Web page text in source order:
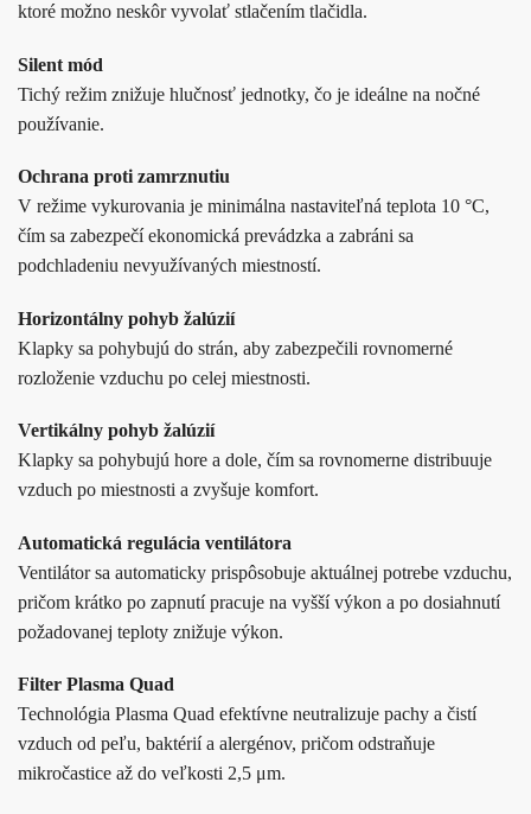
ktoré možno neskôr vyvolať stlačením tlačidla.
Silent mód
Tichý režim znižuje hlučnosť jednotky, čo je ideálne na nočné
používanie.
Ochrana proti zamrznutiu
V režime vykurovania je minimálna nastaviteľná teplota 10 °C,
čím sa zabezpečí ekonomická prevádzka a zabráni sa
podchladeniu nevyužívaných miestností.
Horizontálny pohyb žalúzií
Klapky sa pohybujú do strán, aby zabezpečili rovnomerné
rozloženie vzduchu po celej miestnosti.
Vertikálny pohyb žalúzií
Klapky sa pohybujú hore a dole, čím sa rovnomerne distribuuje
vzduch po miestnosti a zvyšuje komfort.
Automatická regulácia ventilátora
Ventilátor sa automaticky prispôsobuje aktuálnej potrebe vzduchu,
pričom krátko po zapnutí pracuje na vyšší výkon a po dosiahnutí
požadovanej teploty znižuje výkon.
Filter Plasma Quad
Technológia Plasma Quad efektívne neutralizuje pachy a čistí
vzduch od peľu, baktérií a alergénov, pričom odstraňuje
mikročastice až do veľkosti 2,5 μm.